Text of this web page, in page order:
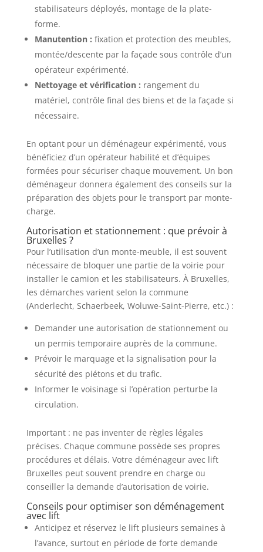
stabilisateurs déployés, montage de la plate-
forme.
Manutention : fixation et protection des meubles,
montée/descente par la façade sous contrôle d’un
opérateur expérimenté.
Nettoyage et vérification : rangement du
matériel, contrôle final des biens et de la façade si
nécessaire.
En optant pour un déménageur expérimenté, vous
bénéficiez d’un opérateur habilité et d’équipes
formées pour sécuriser chaque mouvement. Un bon
déménageur donnera également des conseils sur la
préparation des objets pour le transport par monte-
charge.
Autorisation et stationnement : que prévoir à
Bruxelles ?
Pour l’utilisation d’un monte-meuble, il est souvent
nécessaire de bloquer une partie de la voirie pour
installer le camion et les stabilisateurs. À Bruxelles,
les démarches varient selon la commune
(Anderlecht, Schaerbeek, Woluwe-Saint-Pierre, etc.) :
Demander une autorisation de stationnement ou
un permis temporaire auprès de la commune.
Prévoir le marquage et la signalisation pour la
sécurité des piétons et du trafic.
Informer le voisinage si l’opération perturbe la
circulation.
Important : ne pas inventer de règles légales
précises. Chaque commune possède ses propres
procédures et délais. Votre déménageur avec lift
Bruxelles peut souvent prendre en charge ou
conseiller la demande d’autorisation de voirie.
Conseils pour optimiser son déménagement
avec lift
Anticipez et réservez le lift plusieurs semaines à
l’avance, surtout en période de forte demande